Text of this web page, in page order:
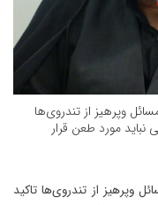
وپرهیز از تندروی‌ها
نباید مورد طعن قرار
وپرهیز از تندروی‌ها تاکید